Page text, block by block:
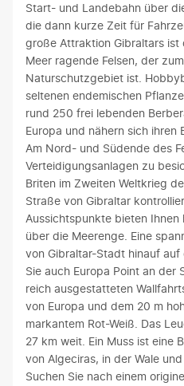
Start- und Landebahn über
die dann kurze Zeit für
große Attraktion Gibraltars
Meer ragende Felsen, der
Naturschutzgebiet ist.
seltenen endemischen
rund 250 frei lebenden
Europa und nähern sich ihren
Am Nord- und Südende des
Verteidigungsanlagen zu
Briten im Zweiten Weltkrieg
Straße von Gibraltar
Aussichtspunkte bieten
über die Meerenge. Eine
von Gibraltar-Stadt hinauf
Sie auch Europa Point an der
reich ausgestatteten
von Europa und dem 20 m
markantem Rot-Weiß. Das
27 km weit. Ein Muss ist eine
von Algeciras, in der Wale
Suchen Sie nach einem